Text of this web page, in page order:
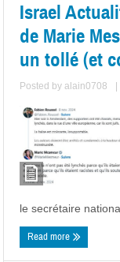
Israel
de Marie
un tollé (et
Posted byalain0708
le secrétaire
Read more